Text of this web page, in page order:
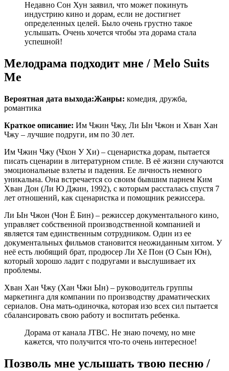
Недавно Сон Хун заявил, что может покинуть
индустрию кино и дорам, если не достигнет
определенных целей. Было очень грустно такое
услышать. Очень хочется чтобы эта дорама стала
успешной!
Мелодрама подходит мне / Melo Suits
Me
Вероятная дата выхода:Жанры: комедия, дружба,
романтика
Краткое описание: Им Чжин Чжу, Ли Ын Чжон и Хван Хан
Чжу – лучшие подруги, им по 30 лет.
Им Чжин Чжу (Чхон У Хи) – сценаристка дорам, пытается
писать сценарии в литературном стиле. В её жизни случаются
эмоциональные взлеты и падения. Ее личность немного
уникальна. Она встречается со своим бывшим парнем Ким
Хван Дон (Ли Ю Джин, 1992), с которым рассталась спустя 7
лет отношений, как сценаристка и помощник режиссера.
Ли Ын Чжон (Чон Ё Бин) – режиссер документального кино,
управляет собственной производственной компанией и
является там единственным сотрудником. Один из ее
документальных фильмов становится неожиданным хитом. У
неё есть любящий брат, продюсер Ли Хё Пон (О Сын Юн),
который хорошо ладит с подругами и выслушивает их
проблемы.
Хван Хан Чжу (Хан Чжи Ын) – руководитель группы
маркетинга для компании по производству драматических
сериалов. Она мать-одиночка, которая изо всех сил пытается
сбалансировать свою работу и воспитать ребенка.
Дорама от канала JTBC. Не знаю почему, но мне
кажется, что получится что-то очень интересное!
Позволь мне услышать твою песню /